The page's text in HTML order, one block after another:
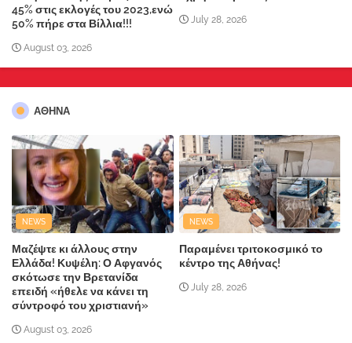
45% στις εκλογές του 2023,ενώ
50% πήρε στα Βίλλια!!!
August 03, 2026
July 28, 2026
ΑΘΗΝΑ
NEWS
Μαζέψτε κι άλλους στην
Ελλάδα! Κυψέλη: Ο Αφγανός
σκότωσε την Βρετανίδα
επειδή «ήθελε να κάνει τη
σύντροφό του χριστιανή»
August 03, 2026
NEWS
Παραμένει τριτοκοσμικό το
κέντρο της Αθήνας!
July 28, 2026